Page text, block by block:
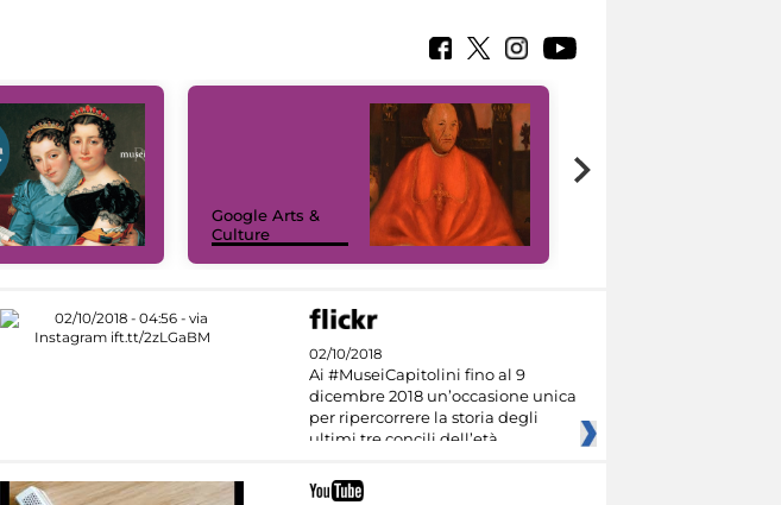
Google Arts &
Culture
02/10/2018
Ai #MuseiCapitolini fino al 9
dicembre 2018 un’occasione unica
per ripercorrere la storia degli
ultimi tre concili dell’età